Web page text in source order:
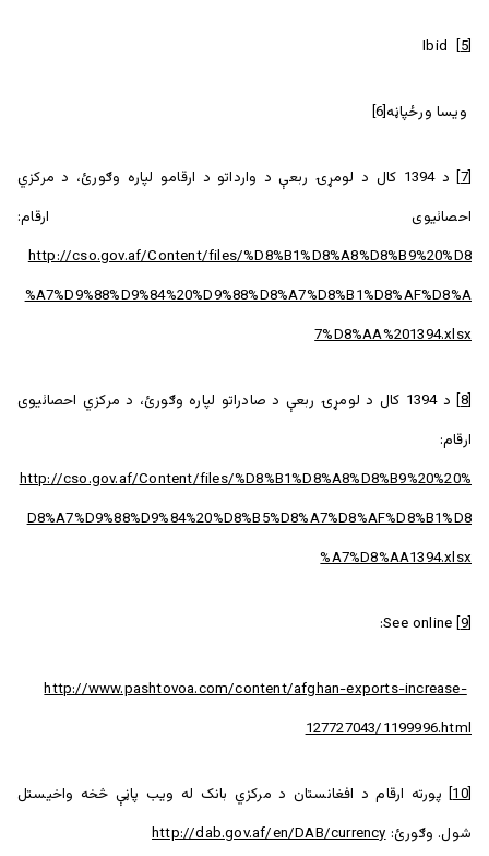
[5]
ويسا ورځپاڼه[6]
[7]
‌د 1394 كال د لومړۍ ربعې د وارداتو د ارقامو لپاره وګورئ، د مرکزي
احصائيوی ارقام:
http://cso.gov.af/Content/files/%D8%B1%D8%A8%D8%B9%20%D8
%A7%D9%88%D9%84%20%D9%88%D8%A7%D8%B1%D8%AF%D8%A
7%D8%AA%201394.xlsx
[8]
د 1394 كال د لومړۍ ربعې د صادراتو لپاره وګورئ، د مرکزي احصائيوی
ارقام:
http://cso.gov.af/Content/files/%D8%B1%D8%A8%D8%B9%20%20%
D8%A7%D9%88%D9%84%20%D8%B5%D8%A7%D8%AF%D8%B1%D8
%A7%D8%AA1394.xlsx
[9]
http://www.pashtovoa.com/content/afghan-exports-increase-
127727043/1199996.html
[10]
پورته ارقام د افغانستان د مرکزي بانک له ویب پاڼې څخه واخیستل
شول. وګورئ:http://dab.gov.af/en/DAB/currency